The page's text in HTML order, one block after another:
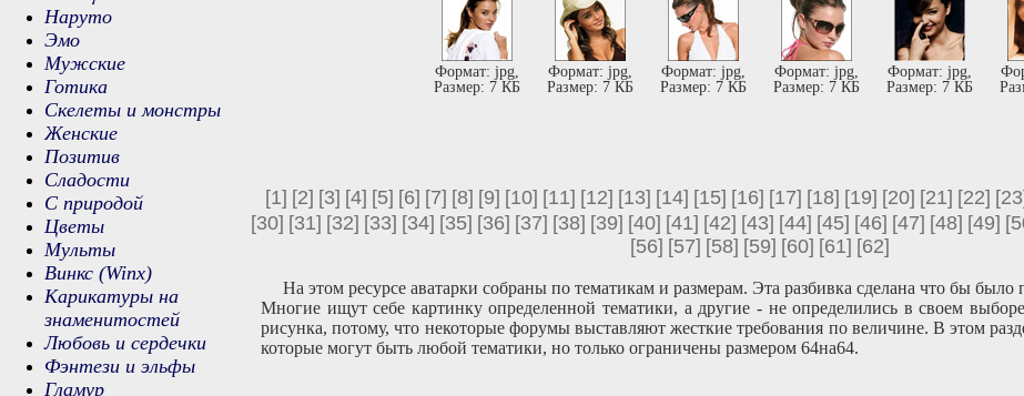
Формат: jpg,
Размер: 7 КБ
Формат: jpg,
Размер: 7 КБ
Формат: jpg,
Размер: 7 КБ
Формат: jpg,
Размер: 7 КБ
Формат: jpg,
Размер: 7 КБ
[1] [2] [3] [4] [5] [6] [7] [8] [9] [10] [11] [12] [13] [14] [15] [16] [17] [18] [19] [20] [21] [22] [23]
[30] [31] [32] [33] [34] [35] [36] [37] [38] [39] [40] [41] [42] [43] [44] [45] [46] [47] [48] [49]
[56] [57] [58] [59] [60] [61] [62]
На этом ресурсе аватарки собраны по тематикам и размерам. Эта разбивка сделана что бы
Многие ищут себе картинку определенной тематики, а другие - не определились в своем
рисунка, потому, что некоторые форумы выставляют жесткие требования по величине. В этом
которые могут быть любой тематики, но только ограничены размером 64на64.
Наруто
Эмо
Мужские
Готика
Скелеты и монстры
Женские
Позитив
Сладости
С природой
Цветы
Мульты
Винкс (Winx)
Карикатуры на
знаменитостей
Любовь и сердечки
Фэнтези и эльфы
Гламур